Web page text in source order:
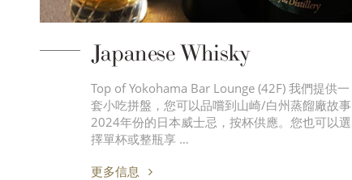
Japanese Whisky
Top of Yokohama Bar Lounge (42F) 我們提供一
套小吃拼盤，您可以品嚐到山崎/白州蒸餾廠故事
2024年份的日本威士忌，按杯供應。您也可以選
擇單杯或整瓶享 …
更多信息